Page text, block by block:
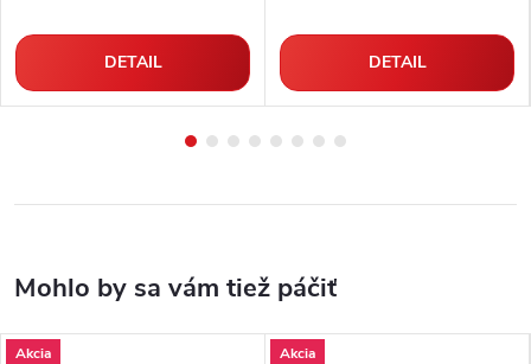
DETAIL DETAIL
Akcia
Akcia